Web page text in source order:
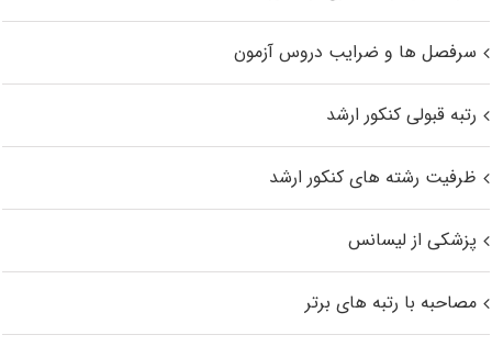
سرفصل ها و ضرایب دروس آزمون
رتبه قبولی کنکور ارشد
ظرفیت رشته های کنکور ارشد
پزشکی از لیسانس
مصاحبه با رتبه های برتر